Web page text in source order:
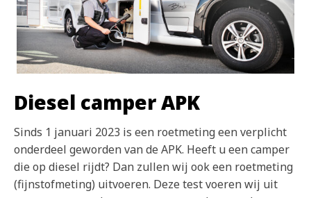
Diesel camper APK
Sinds 1 januari 2023 is een roetmeting een verplicht
onderdeel geworden van de APK. Heeft u een camper
die op diesel rijdt? Dan zullen wij ook een roetmeting
(fijnstofmeting) uitvoeren. Deze test voeren wij uit